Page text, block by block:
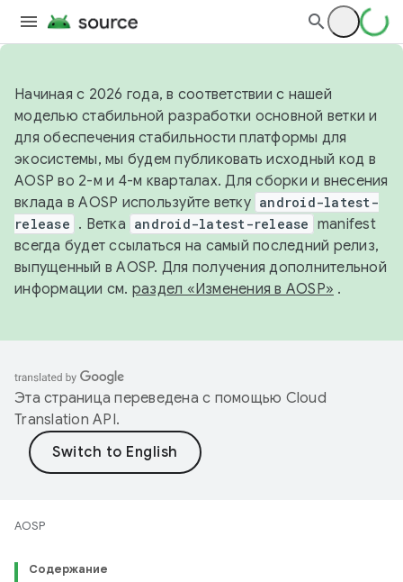
Начиная с 2026 года, в соответствии с нашей
моделью стабильной разработки основной ветки и
для обеспечения стабильности платформы для
экосистемы, мы будем публиковать исходный код в
AOSP во 2-м и 4-м кварталах. Для сборки и внесения
вклада в AOSP используйте ветку android-latest-
release . Ветка android-latest-release manifest
всегда будет ссылаться на самый последний релиз,
выпущенный в AOSP. Для получения дополнительной
информации см. раздел «Изменения в AOSP» .
Эта страница переведена с помощью Cloud
Translation API.
AOSP
Содержание